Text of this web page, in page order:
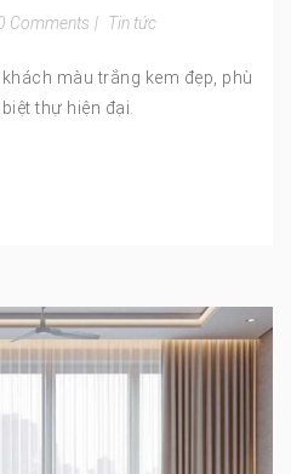
Comments | Tin tức
màu trắng kem đẹp, phù
thự hiện đại.